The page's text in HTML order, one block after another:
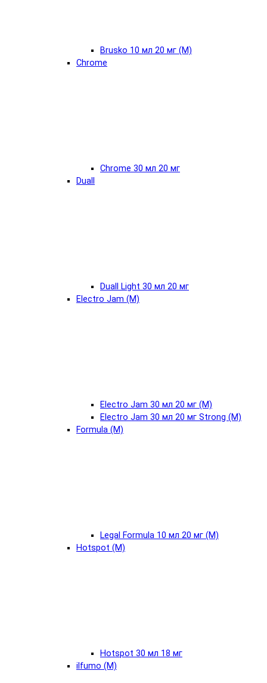
Brusko 10 мл 20 мг (М)
Chrome
Chrome 30 мл 20 мг
Duall
Duall Light 30 мл 20 мг
Electro Jam (М)
Electro Jam 30 мл 20 мг (М)
Electro Jam 30 мл 20 мг Strong (М)
Formula (М)
Legal Formula 10 мл 20 мг (М)
Hotspot (М)
Hotspot 30 мл 18 мг
ilfumo (М)